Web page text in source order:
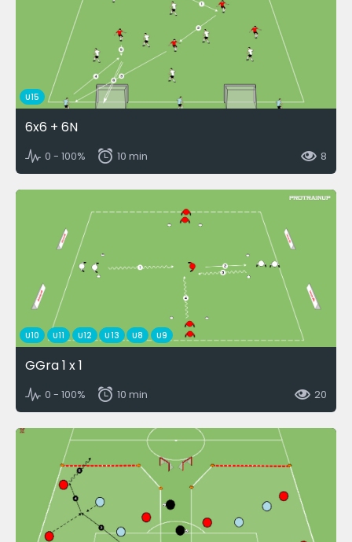
U15
6x6 + 6N
0 - 100% 10 min 8
U10 U11 U12 U13 U8 U9
GGra 1 x 1
0 - 100% 10 min 20